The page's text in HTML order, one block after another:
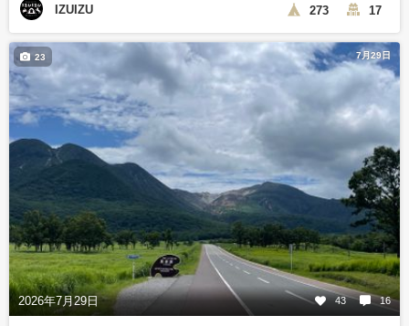
IZUIZU 273 17
7月29日
2026年7月29日 43 16
23